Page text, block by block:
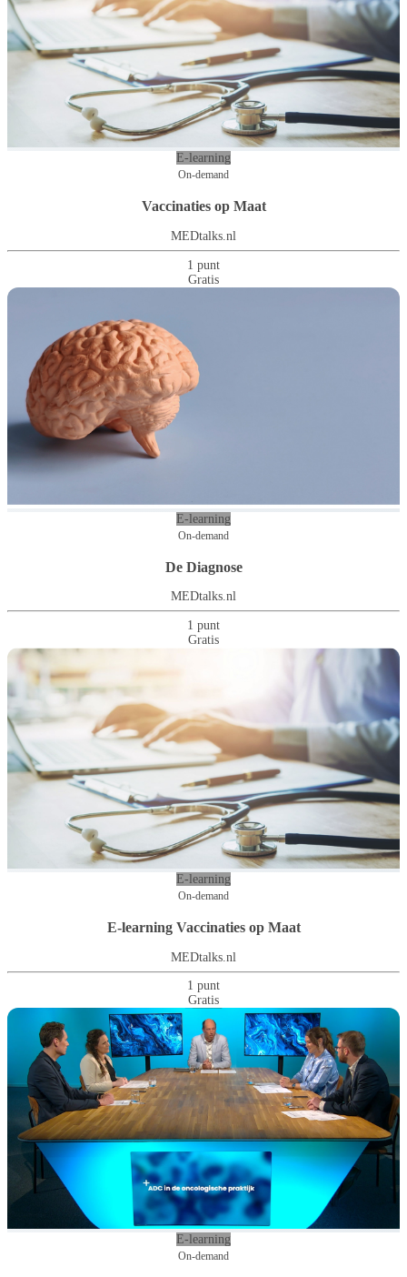
E-learning
On-demand
Vaccinaties op Maat
MEDtalks.nl
1 punt
Gratis
E-learning
On-demand
De Diagnose
MEDtalks.nl
1 punt
Gratis
E-learning
On-demand
E-learning Vaccinaties op Maat
MEDtalks.nl
1 punt
Gratis
E-learning
On-demand